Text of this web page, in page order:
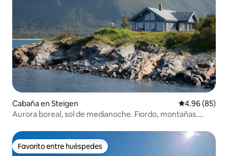
Cabaña en Steigen Calificación
4.96 (85)
Aurora boreal, sol de medianoche. Fiordo, montañas.
Favorito entre huéspedes
Favorito entre huéspedes